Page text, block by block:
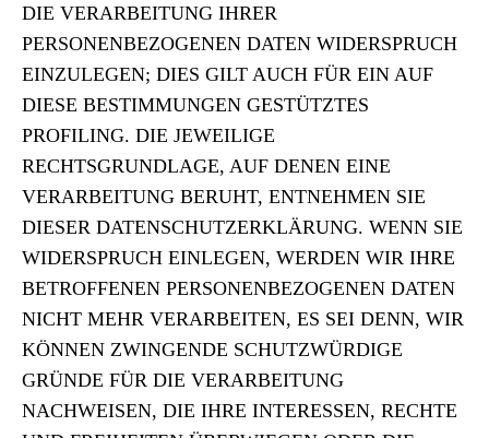
DIE VERARBEITUNG IHRER
PERSONENBEZOGENEN DATEN WIDERSPRUCH
EINZULEGEN; DIES GILT AUCH FÜR EIN AUF
DIESE BESTIMMUNGEN GESTÜTZTES
PROFILING. DIE JEWEILIGE
RECHTSGRUNDLAGE, AUF DENEN EINE
VERARBEITUNG BERUHT, ENTNEHMEN SIE
DIESER DATENSCHUTZERKLÄRUNG. WENN SIE
WIDERSPRUCH EINLEGEN, WERDEN WIR IHRE
BETROFFENEN PERSONENBEZOGENEN DATEN
NICHT MEHR VERARBEITEN, ES SEI DENN, WIR
KÖNNEN ZWINGENDE SCHUTZWÜRDIGE
GRÜNDE FÜR DIE VERARBEITUNG
NACHWEISEN, DIE IHRE INTERESSEN, RECHTE